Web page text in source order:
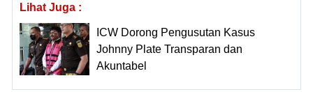
Lihat Juga :
ICW Dorong Pengusutan Kasus
Johnny Plate Transparan dan
Akuntabel